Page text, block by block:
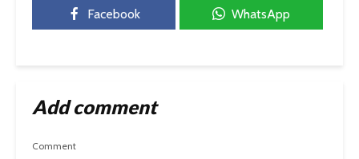
Facebook WhatsApp
Add comment
Comment